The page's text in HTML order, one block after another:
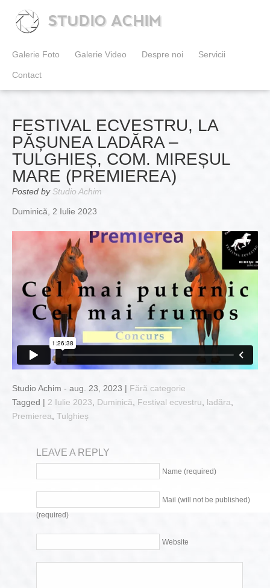
STUDIO ACHIM
Galerie Foto Galerie Video Despre noi Servicii
Contact
FESTIVAL ECVESTRU, LA
PĂȘUNEA LADĂRA –
TULGHIEȘ, COM. MIREȘUL
MARE (PREMIEREA)
Posted byStudio Achim
Duminică, 2 Iulie 2023
Studio Achim - aug. 23, 2023 | Fără categorie
Tagged | 2 Iulie 2023 Duminică Festival ecvestru ladăra
Premierea Tulghieș
LEAVE A REPLY
Name (required)
Mail (will not be published)
(required)
Website